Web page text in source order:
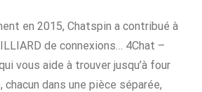
en 2015, Chatspin a contribué à
de connexions… 4Chat –
vous aide à trouver jusqu’à four
dans une pièce séparée,